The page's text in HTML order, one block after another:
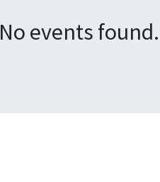
No events found.